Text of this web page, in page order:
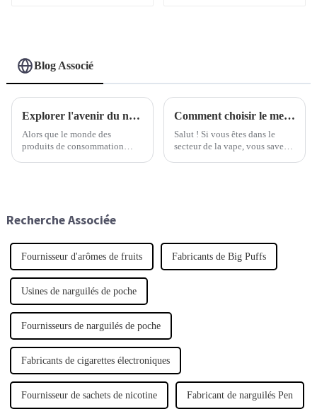
Blog Associé
Explorer l'avenir du narguilé électrique à la 138e Foire d'import-export de Chine 2025
Alors que le monde des
produits de consommation
domaine des loisirs et
Comment choisir le meilleur fournisseur de produits de vapotage en gros pour la croissance de votre entreprise
Salut ! Si vous êtes dans le
secteur de la vape, vous savez à
Recherche Associée
Fournisseur d'arômes de fruits Fabricants de Big Puffs
Usines de narguilés de poche
Fournisseurs de narguilés de poche
Fabricants de cigarettes électroniques
Fournisseur de sachets de nicotine Fabricant de narguilés Pen